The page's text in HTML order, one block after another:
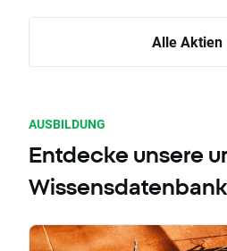
Alle Aktien
AUSBILDUNG
Entdecke unsere
Wissensdatenbank